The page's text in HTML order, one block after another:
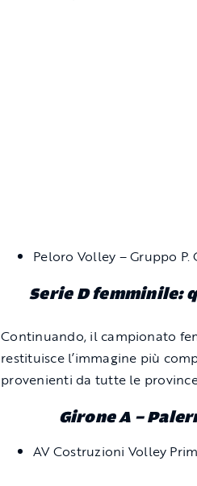
Peloro Volley – Gruppo
Serie D femminile:
Continuando, il campionato
restituisce l’immagine più
provenienti da tutte le
Girone A –
AV Costruzioni Volley